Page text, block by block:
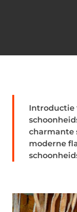
Introductie
charmante
moderne